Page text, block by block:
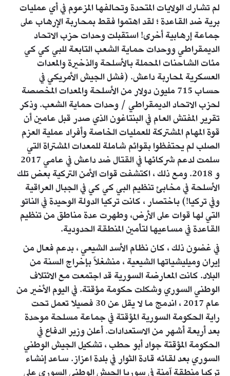
لم تشارك الولايات المتحدة وتحالفها المزعوم في أي عمليات
برية ضد القاعدة ؛ لقد اهتموا فقط بمحاربة الإرهاب على
جماعة إرهابية أخرى! استقبلت وحدات حزب الاتحاد
الديمقراطي ووحدات حماية الشعب التابعة للبي كي كي
مئات الشاحنات المحملة بالأسلحة والذخيرة والمعدات
العسكرية لمحاربة داعش. (فشل الجيش الأمريكي في
حساب 715 مليون دولار من الأسلحة والمعدات المخصصة
لحزب الاتحاد الديمقراطي / وحدات حماية الشعب. وذكر
تقرير المفتش العام في البنتاغون الذي صدر قبل عامين أن
قوة المهام المشتركة للعمليات الخاصة وأفراد عملية العزم
الصلب لم يحتفظوا بقوائم شاملة للمعدات المشتراة التي
سلمت لدعم شركائها في القتال ضد داعش في عامي 2017
و 2018. ومع ذلك ، اكتشفت قوات الأمن التركية بعض تلك
الأسلحة في مخابئ تنظيم البي كي كي في الجبال العراقية
وفي تركيا!) باختصار ، كانت تركيا الدولة الوحيدة في الناتو
التي لها قوات على الأرض، وطهرت عدة مناطق من تنظيم
القاعدة في مساعيها لتأمين المنطقة الحدودية.
في غضون ذلك ، كان نظام الأسد الشيعي ، بدعم فعال من
إيران وميليشياتها الشيعية ، منشغلاً بإخراج السنة من
البلاد. كانت المعارضة السورية قد اجتمعت مع الائتلاف
الوطني السوري وشكلت حكومة مؤقتة. في اليوم الأخير من
عام 2017 ، اندمج ما لا يقل عن 30 فصيلا تعمل تحت
راية الحكومة السورية المؤقتة في جماعة مسلحة موحدة
بعد أربعة أشهر من الاستعدادات. أعلن وزير الدفاع في
الحكومة المؤقتة جواد أبو حطب ، تشكيل الجيش الوطني
السوري بعد لقائه قادة الثوار في بلدة اعزاز. ساعد إنشاء